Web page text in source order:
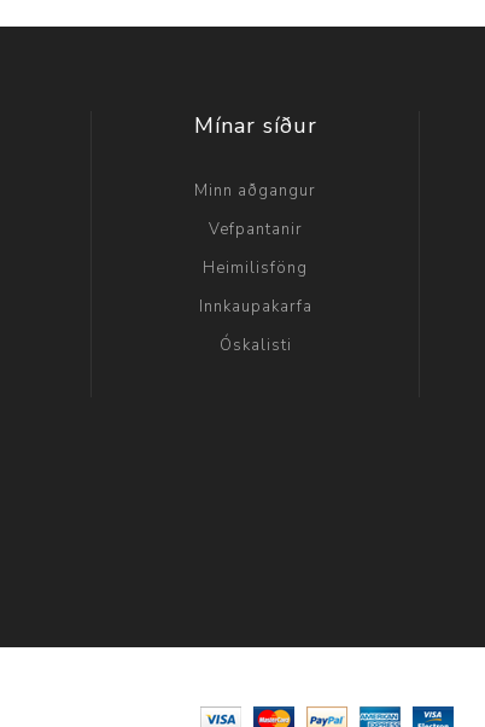
Mínar síður
Minn aðgangur
Vefpantanir
Heimilisföng
Innkaupakarfa
Óskalisti